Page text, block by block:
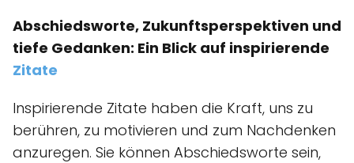
Abschiedsworte, Zukunftsperspektiven und
tiefe Gedanken: Ein Blick auf inspirierende
Zitate
Inspirierende Zitate haben die Kraft, uns zu
berühren, zu motivieren und zum Nachdenken
anzuregen. Sie können Abschiedsworte sein,